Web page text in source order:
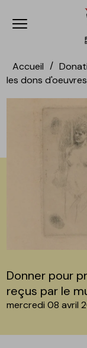
Accèder
Accèder
Ouvrir le menu
Accueil
les dons
Donner pour
reçus par le
mercredi 08 avril